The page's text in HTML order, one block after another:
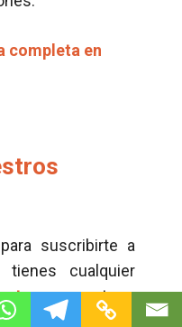
completa en
suscribirte a
tienes cualquier
con nosotros.